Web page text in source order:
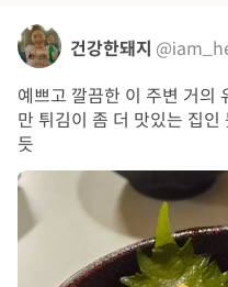
건강한돼지
예쁘고 깔끔한 이 주변 거의
만 튀김이 좀 더 맛있는 집
듯